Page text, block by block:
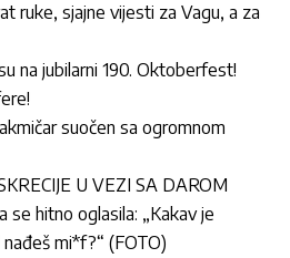
ruke, sjajne vijesti za Vagu, a za
na jubilarni 190. Oktoberfest!
suočen sa ogromnom
U VEZI SA DAROM
se hitno oglasila: „Kakav je
mi*f?“ (FOTO)